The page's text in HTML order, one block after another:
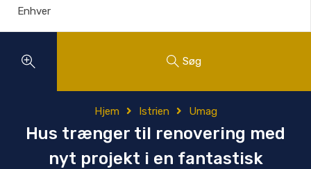
Søg
Hjem Istrien Umag
Hus trænger til renovering med
nyt projekt i en fantastisk